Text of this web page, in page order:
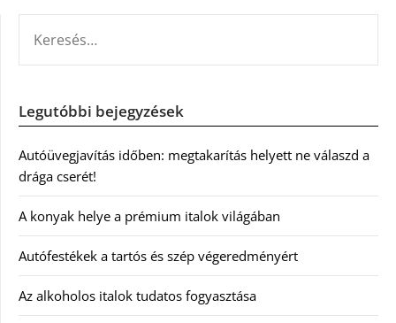
Legutóbbi bejegyzések
Autóüvegjavítás időben: megtakarítás helyett ne válaszd a
drága cserét!
A konyak helye a prémium italok világában
Autófestékek a tartós és szép végeredményért
Az alkoholos italok tudatos fogyasztása